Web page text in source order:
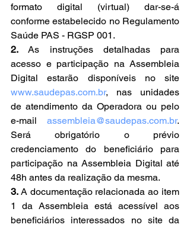
formato digital (virtual) dar-se-á
conforme estabelecido no Regulamento
Saúde PAS - RGSP 001.
2. As instruções detalhadas para
acesso e participação na Assembleia
www.saudepas.com.br, nas unidades
de atendimento da Operadora ou pelo
e-mail assembleia@saudepas.com.br.
Será obrigatório o prévio
credenciamento do beneficiário para
participação na Assembleia Digital até
48h antes da realização da mesma.
3. A documentação relacionada ao item
1 da Assembleia está acessível aos
beneficiários interessados no site da